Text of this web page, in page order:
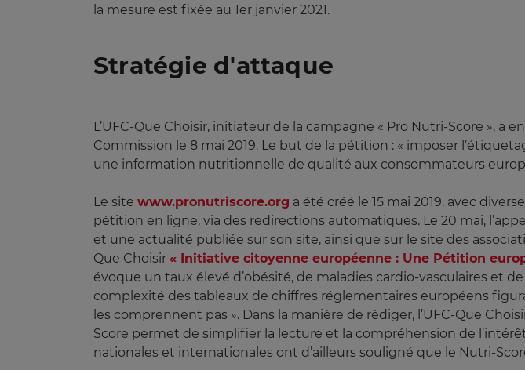
la mesure est fixée au 1er janvier 2021.
Stratégie d'attaque
L’UFC-Que Choisir, initiateur de la campagne « Pro Nutri-Score », a
Commission le 8 mai 2019. Le but de la pétition : « imposer
une information nutritionnelle de qualité aux consommateurs
Le site www.pronutriscore.org a été créé le 15 mai 2019, avec
pétition en ligne, via des redirections automatiques. Le 20 mai,
et une actualité publiée sur son site, ainsi que sur le site des
Que Choisir « Initiative citoyenne européenne : Une Pétition
évoque un taux élevé d’obésité, de maladies cardio-vasculaires et
complexité des tableaux de chiffres réglementaires européens
les comprennent pas ». Dans la manière de rédiger, l’UFC-Que
Score permet de simplifier la lecture et la compréhension de
nationales et internationales ont d’ailleurs souligné que le Nutri-